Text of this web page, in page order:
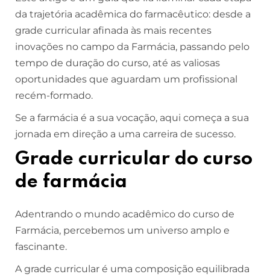
da trajetória acadêmica do farmacêutico: desde a
grade curricular afinada às mais recentes
inovações no campo da Farmácia, passando pelo
tempo de duração do curso, até as valiosas
oportunidades que aguardam um profissional
recém-formado.
Se a farmácia é a sua vocação, aqui começa a sua
jornada em direção a uma carreira de sucesso.
Grade curricular do curso
de farmácia
Adentrando o mundo acadêmico do curso de
Farmácia, percebemos um universo amplo e
fascinante.
A grade curricular é uma composição equilibrada